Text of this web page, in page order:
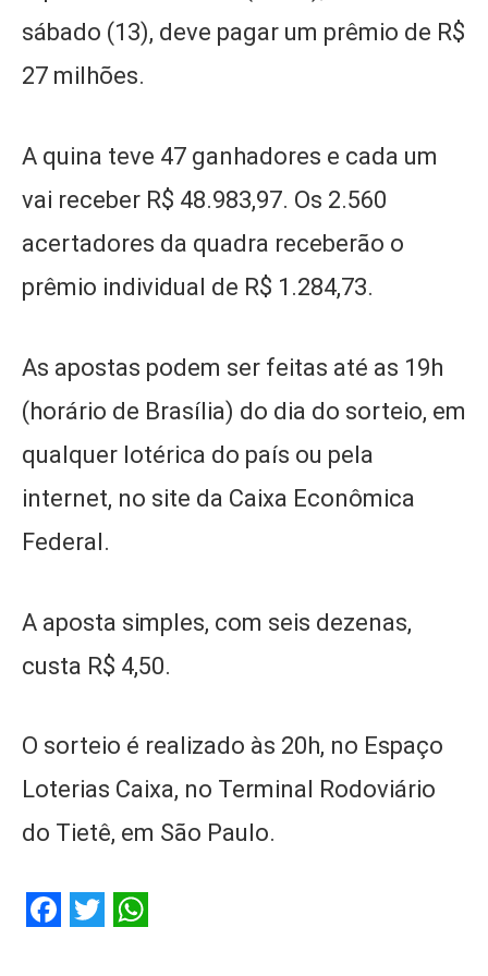
sábado (13), deve pagar um prêmio de R$
27 milhões.
A quina teve 47 ganhadores e cada um
vai receber R$ 48.983,97. Os 2.560
acertadores da quadra receberão o
prêmio individual de R$ 1.284,73.
As apostas podem ser feitas até as 19h
(horário de Brasília) do dia do sorteio, em
qualquer lotérica do país ou pela
internet, no site da Caixa Econômica
Federal.
A aposta simples, com seis dezenas,
custa R$ 4,50.
O sorteio é realizado às 20h, no Espaço
Loterias Caixa, no Terminal Rodoviário
do Tietê, em São Paulo.